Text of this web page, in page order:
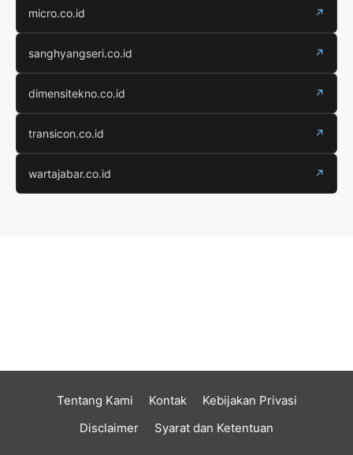
micro.co.id ↗
sanghyangseri.co.id ↗
dimensitekno.co.id ↗
transicon.co.id ↗
wartajabar.co.id ↗
Tentang Kami Kontak
Kebijakan Privasi
Disclaimer
Syarat dan Ketentuan